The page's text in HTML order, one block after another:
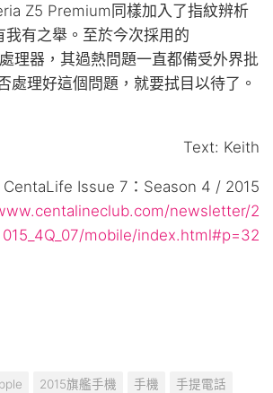
Z5 Premium同樣加入了指紋辨析
我有之舉。至於今次採用的
理器，其過熱問題一直都備受外界批
處理好這個問題，就要拭目以待了。
Text: Keith
CentaLife Issue 7：Season 4 / 2015
newsletter/2
015_4Q_07/mobile/index.html#p=32
2015旗艦手機 手機
手提電話